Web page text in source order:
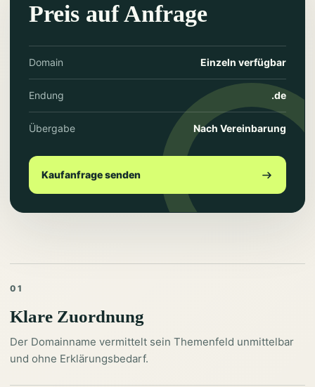
Preis auf Anfrage
Domain Einzeln verfügbar
Endung .de
Übergabe Nach Vereinbarung
Kaufanfrage senden
01
Klare Zuordnung
Der Domainname vermittelt sein Themenfeld unmittelbar
und ohne Erklärungsbedarf.